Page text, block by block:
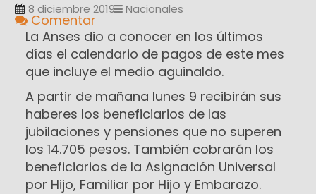
8 diciembre 2019 Nacionales
Comentar
La Anses dio a conocer en los últimos
días el calendario de pagos de este mes
que incluye el medio aguinaldo.
A partir de mañana lunes 9 recibirán sus
haberes los beneficiarios de las
jubilaciones y pensiones que no superen
los 14.705 pesos. También cobrarán los
beneficiarios de la Asignación Universal
por Hijo, Familiar por Hijo y Embarazo.